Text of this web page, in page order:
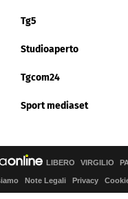
Tg5
Studioaperto
Tgcom24
Sport mediaset
LIBERO VIRGILIO
Note Legali Privacy